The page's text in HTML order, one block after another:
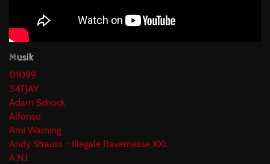
Musik
01099
34TJAY
Adam Schock
Alfonso
Ami Warning
Andy Strauss - Illegale Ravemesse XXL
A.N.I.